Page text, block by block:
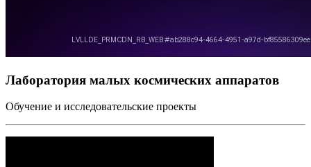
Лаборатория малых космических аппаратов
Обучение и исследовательские проекты